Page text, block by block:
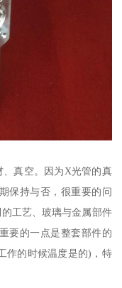
真空。因为X光管的真
保持与否，很重要的问
工艺、玻璃与金属部件
要的一点是整套部件的
作的时候温度是的)，特